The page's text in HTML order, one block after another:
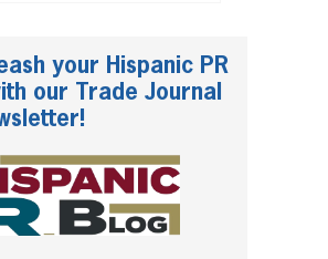
your Hispanic PR
our Trade Journal